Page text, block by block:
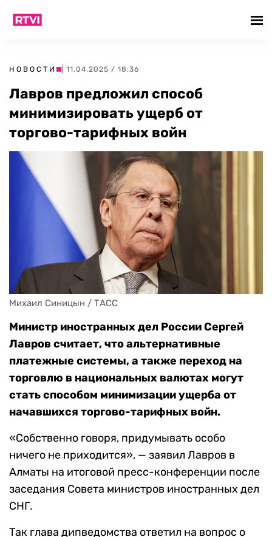
НОВОСТИ | 11.04.2025 / 18:36
Лавров предложил способ
минимизировать ущерб от
торгово-тарифных войн
Михаил Синицын / ТАСС
Министр иностранных дел России Сергей
Лавров считает, что альтернативные
платежные системы, а также переход на
торговлю в национальных валютах могут
стать способом минимизации ущерба от
начавшихся торгово-тарифных войн.
«Собственно говоря, придумывать особо
ничего не приходится», — заявил Лавров в
Алматы на итоговой пресс-конференции после
заседания Совета министров иностранных дел
СНГ.
Так глава дипведомства ответил на вопрос о